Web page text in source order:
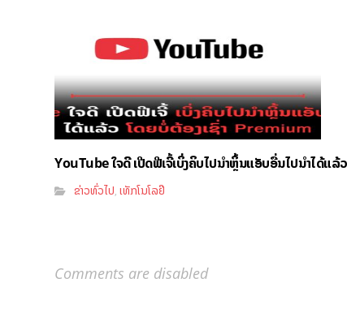
YouTube ໃຈດີ ເປີດຟີເຈີ້ເບິ່ງຄິບໄປນຳຫຼິ້ນແອັບອື່ນໄປນຳໄດ້ແລ້
ຂ່າວທົ່ວໄປ,ເທັກໂນໂລຢີ
Comments are disabled